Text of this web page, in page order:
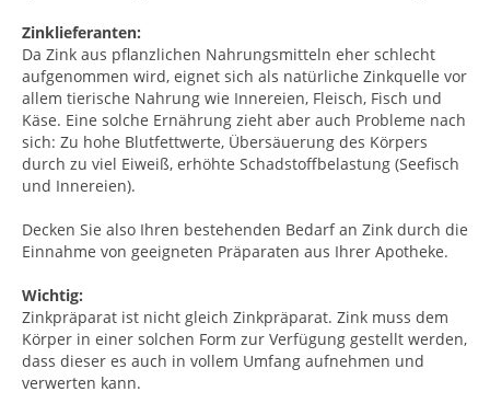
Zinklieferanten:
Da Zink aus pflanzlichen Nahrungsmitteln eher schlecht
aufgenommen wird, eignet sich als natürliche Zinkquelle vor
allem tierische Nahrung wie Innereien, Fleisch, Fisch und
Käse. Eine solche Ernährung zieht aber auch Probleme nach
sich: Zu hohe Blutfettwerte, Übersäuerung des Körpers
durch zu viel Eiweiß, erhöhte Schadstoffbelastung (Seefisch
und Innereien).
Decken Sie also Ihren bestehenden Bedarf an Zink durch die
Einnahme von geeigneten Präparaten aus Ihrer Apotheke.
Wichtig:
Zinkpräparat ist nicht gleich Zinkpräparat. Zink muss dem
Körper in einer solchen Form zur Verfügung gestellt werden,
dass dieser es auch in vollem Umfang aufnehmen und
verwerten kann.